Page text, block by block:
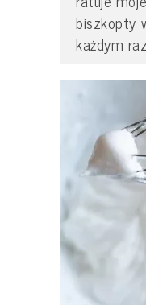
biszkopty
każdym